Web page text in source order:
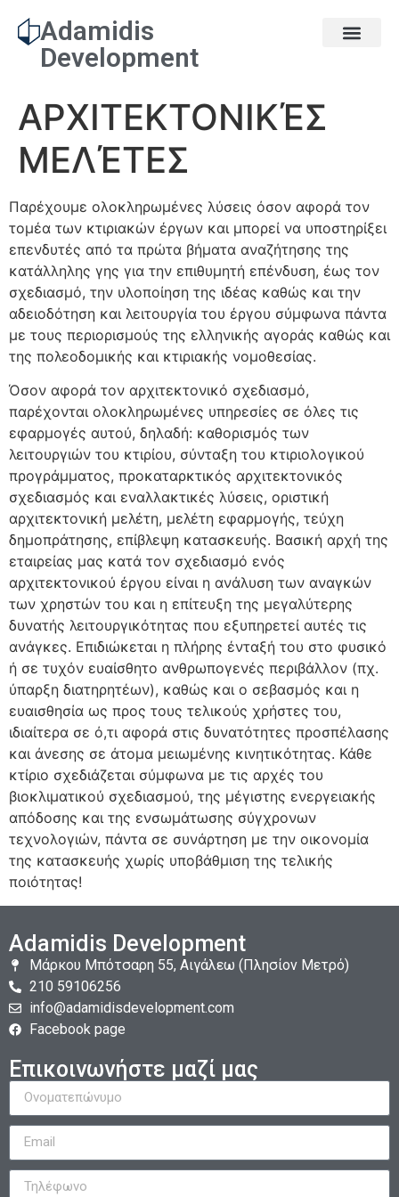
Adamidis
Development
ΑΡΧΙΤΕΚΤΟΝΙΚΈΣ
ΜΕΛΈΤΕΣ
Παρέχουμε ολοκληρωμένες λύσεις όσον αφορά τον
τομέα των κτιριακών έργων και μπορεί να υποστηρίξει
επενδυτές από τα πρώτα βήματα αναζήτησης της
κατάλληλης γης για την επιθυμητή επένδυση, έως τον
σχεδιασμό, την υλοποίηση της ιδέας καθώς και την
αδειοδότηση και λειτουργία του έργου σύμφωνα πάντα
με τους περιορισμούς της ελληνικής αγοράς καθώς και
της πολεοδομικής και κτιριακής νομοθεσίας.
Όσον αφορά τον αρχιτεκτονικό σχεδιασμό,
παρέχονται ολοκληρωμένες υπηρεσίες σε όλες τις
εφαρμογές αυτού, δηλαδή: καθορισμός των
λειτουργιών του κτιρίου, σύνταξη του κτιριολογικού
προγράμματος, προκαταρκτικός αρχιτεκτονικός
σχεδιασμός και εναλλακτικές λύσεις, οριστική
αρχιτεκτονική μελέτη, μελέτη εφαρμογής, τεύχη
δημοπράτησης, επίβλεψη κατασκευής. Βασική αρχή της
εταιρείας μας κατά τον σχεδιασμό ενός
αρχιτεκτονικού έργου είναι η ανάλυση των αναγκών
των χρηστών του και η επίτευξη της μεγαλύτερης
δυνατής λειτουργικότητας που εξυπηρετεί αυτές τις
ανάγκες. Επιδιώκεται η πλήρης ένταξή του στο φυσικό
ή σε τυχόν ευαίσθητο ανθρωπογενές περιβάλλον (πχ.
ύπαρξη διατηρητέων), καθώς και ο σεβασμός και η
ευαισθησία ως προς τους τελικούς χρήστες του,
ιδιαίτερα σε ό,τι αφορά στις δυνατότητες προσπέλασης
και άνεσης σε άτομα μειωμένης κινητικότητας. Κάθε
κτίριο σχεδιάζεται σύμφωνα με τις αρχές του
βιοκλιματικού σχεδιασμού, της μέγιστης ενεργειακής
απόδοσης και της ενσωμάτωσης σύγχρονων
τεχνολογιών, πάντα σε συνάρτηση με την οικονομία
της κατασκευής χωρίς υποβάθμιση της τελικής
ποιότητας!
Adamidis Development
Mάρκου Μπότσαρη 55, Αιγάλεω (Πλησίον Μετρό)
210 59106256
info@adamidisdevelopment.com
Facebook page
Επικοινωνήστε μαζί μας